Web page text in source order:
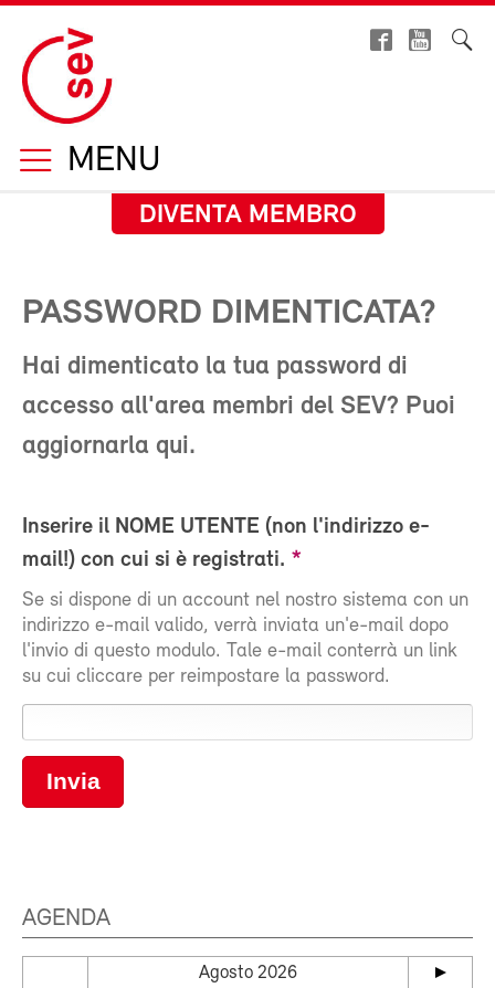
MENU
DIVENTA MEMBRO
PASSWORD DIMENTICATA?
Hai dimenticato la tua password di
accesso all'area membri del SEV? Puoi
aggiornarla qui.
Inserire il NOME UTENTE (non l'indirizzo e-
mail!) con cui si è registrati.
Se si dispone di un account nel nostro sistema con un
indirizzo e-mail valido, verrà inviata un'e-mail dopo
l'invio di questo modulo. Tale e-mail conterrà un link
su cui cliccare per reimpostare la password.
Invia
AGENDA
Agosto 2026